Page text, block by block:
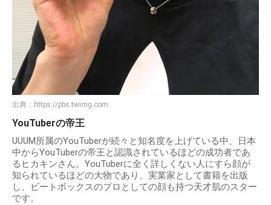
出典： https://pbs.twimg.com
YouTuberの帝王
UUUM所属のYouTuberが続々と知名度を上げている中、日本
中からYouTuberの帝王と認識されているほどの成功者であ
るヒカキンさん。YouTuberに全く詳しくない人にすら顔が
知られているほどの大物であり、実業家として書籍を出版
し、ビートボックスのプロとしての顔も持つ天才肌のスター
です。